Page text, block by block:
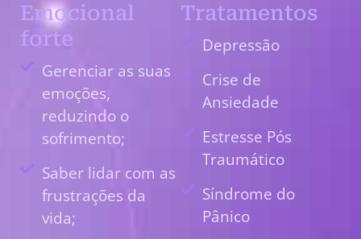
Emocional
forte
Gerenciar as suas
emoções,
reduzindo o
sofrimento;
Saber lidar com as
frustrações da
vida;
Tratamentos
Depressão
Crise de
Ansiedade
Estresse Pós
Traumático
Síndrome do
Pânico